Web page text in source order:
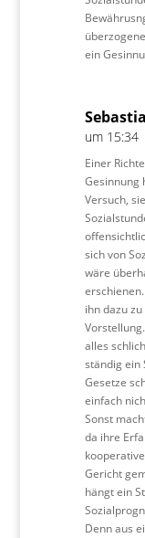
ein
um 15:34
Einer
Gesinnung
Versuch,
sich von
wäre
ihn dazu
alles
ständig ein
Gesetze
einfach
Sonst
da ihre
Gericht
hängt ein
Denn aus